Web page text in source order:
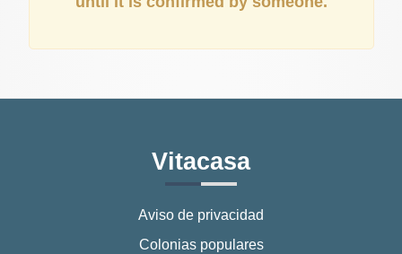
Vitacasa
Aviso de privacidad
Colonias populares